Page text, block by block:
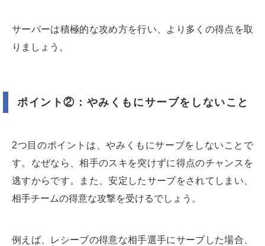
サーバーは積極的な攻め方を行い、より多くの得点を取
りましょう。
ポイント②：やみくもにサーブをしないこと
2つ目のポイントは、やみくもにサーブをしないことで
す。なぜなら、相手のスキを突けずに得点のチャンスを
逃すからです。また、安定したサーブをされてしまい、
相手チームの得意な攻撃を受けるでしょう。
例えば、レシーブの得意な相手選手にサーブした場合、